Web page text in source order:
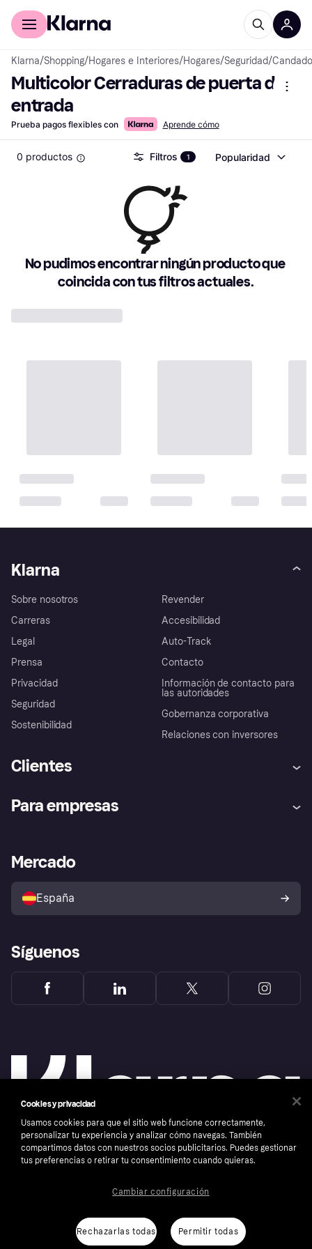
Comprar con Klarna
Klarna/Shopping/Hogares e Interiores/Hogares/Seguridad/
Multicolor Cerraduras de puerta de
entrada
Prueba pagos flexibles con Aprende cómo
0 productos Filtros 1 Popularidad
No pudimos encontrar ningún producto que
coincida con tus filtros actuales.
Klarna
Sobre nosotros
Carreras
Legal
Prensa
Privacidad
Seguridad
Sostenibilidad
Revender
Accesibilidad
Auto-Track
Contacto
Información de contacto para
las autoridades
Gobernanza corporativa
Relaciones con inversores
Clientes
Inicio de sesión
Directorio de tiendas
Política de protección al
comprador de Klarna
Reclamaciones
Para empresas
Acceso empresas
Mercado
España
Síguenos
Copyright © 2005-2026 Klarna Bank AB (publ). Sede central: Stockholm, Sweden. Todos
Cookies y privacidad
Usamos cookies para que el sitio web funcione correctamente,
personalizar tu experiencia y analizar cómo navegas. También
compartimos datos con nuestros socios publicitarios. Puedes gestionar
tus preferencias o retirar tu consentimiento cuando quieras.
Rechazarlas todas Permitir todas
Cambiar configuración